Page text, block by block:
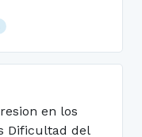
en los
Dificultad del